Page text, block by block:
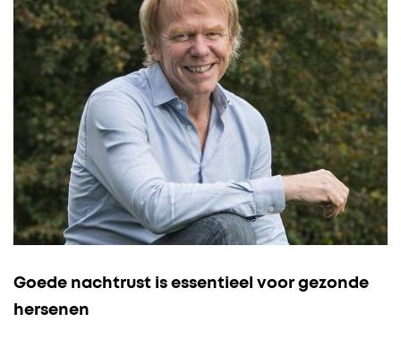
Goede nachtrust is essentieel voor gezonde
hersenen